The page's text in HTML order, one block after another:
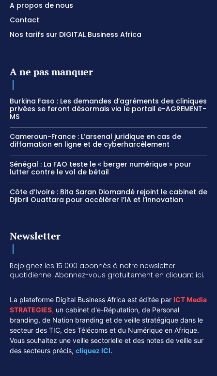
A propos de nous
Contact
Nos tarifs sur DIGITAL Business Africa
A ne pas manquer
Burkina Faso : Les demandes d’agréments des cliniques
privées se feront désormais via le portail e-AGREMENT-
MS
Cameroun-France : L’arsenal juridique en cas de
diffamation en ligne et de cyberharcèlement
Sénégal : La FAO teste le « berger numérique » pour
lutter contre le vol de bétail
Côte d’Ivoire : Bita Saran Diomandé rejoint le cabinet de
Djibril Ouattara pour accélérer l’IA et l’innovation
Newsletter
Rejoignez les 15 000 abonnés à notre newsletter
quotidienne. Abonnez-vous gratuitement en cliquant ici.
La plateforme Digital Business Africa est éditée par ICT Media
STRATEGIES, un cabinet d'e-Réputation, de Personal
branding, de Nation branding et de veille stratégique dans le
secteur des TIC, des Télécoms et du Numérique en Afrique.
Vous souhaitez une veille sectorielle et des notes de veille sur
des secteurs précis, cliquez ICI.